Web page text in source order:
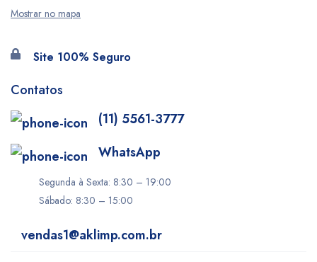
Mostrar no mapa
Site 100% Seguro
Contatos
(11) 5561-3777
WhatsApp
Segunda à Sexta: 8:30 – 19:00
Sábado: 8:30 – 15:00
vendas1@aklimp.com.br